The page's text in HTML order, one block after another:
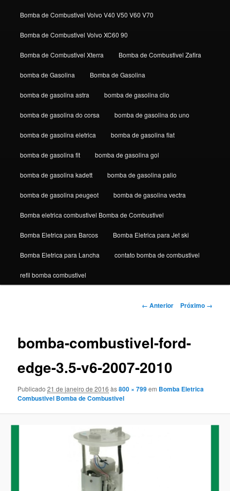
Bomba de Combustivel Volvo V40 V50 V60 V70
Bomba de Combustivel Volvo XC60 90
Bomba de Combustivel Xterra Bomba de Combustivel Zafira
bomba de Gasolina Bomba de Gasolina
bomba de gasolina astra bomba de gasolina clio
bomba de gasolina do corsa bomba de gasolina do uno
bomba de gasolina eletrica bomba de gasolina fiat
bomba de gasolina fit bomba de gasolina gol
bomba de gasolina kadett bomba de gasolina palio
bomba de gasolina peugeot bomba de gasolina vectra
Bomba eletrica combustivel Bomba de Combustivel
Bomba Eletrica para Barcos Bomba Eletrica para Jet ski
Bomba Eletrica para Lancha contato bomba de combustivel
refil bomba combustivel
Navegação
← Anterior Próximo →
bomba-combustivel-ford-
edge-3.5-v6-2007-2010
Publicado21 de janeiro de 2016 às800 × 799em Bomba Eletrica
Combustivel Bomba de Combustivel